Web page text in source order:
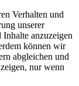
Verhalten und
unserer
anzuzeigen
können wir
abgleichen und
nur wenn